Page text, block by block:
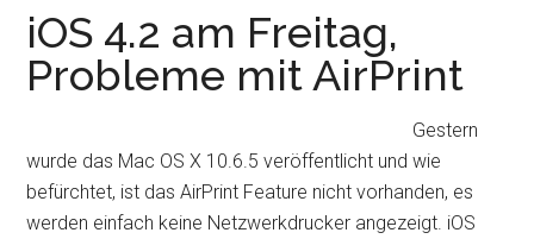
verfügbar!
iOS 4.2 am Freitag,
Probleme mit AirPrint
Gestern
wurde das Mac OS X 10.6.5 veröffentlicht und wie
befürchtet, ist das AirPrint Feature nicht vorhanden, es
werden einfach keine Netzwerkdrucker angezeigt. iOS